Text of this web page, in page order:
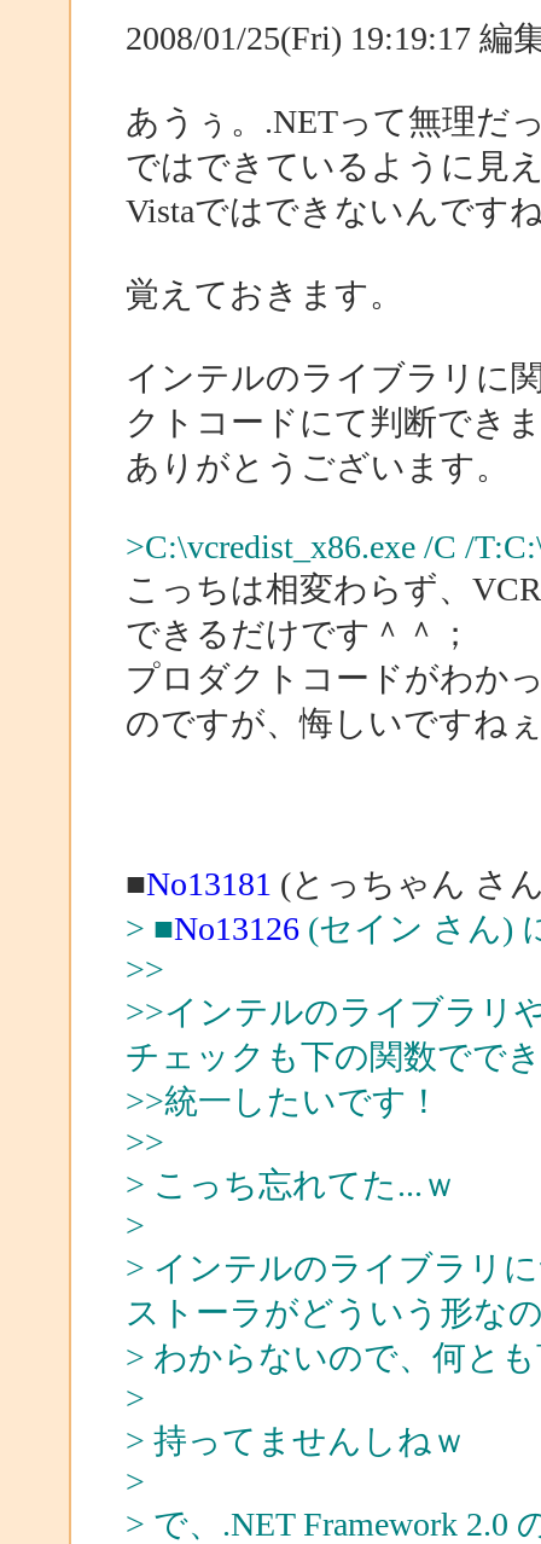
2008/01/25(Fri) 19:19:17 編
あうぅ。.NETって無理だ
ではできているように見
Vistaではできないんです
覚えておきます。
インテルのライブラリに
クトコードにて判断でき
ありがとうございます。
>C:\vcredist_x86.exe /C /
こっちは相変わらず、
できるだけです＾＾；
プロダクトコードがわか
のですが、悔しいですね
■No13181 (とっちゃん さ
> ■No13126(セイン さん)
>>
>>インテルのライブラリ
チェックも下の関数でで
>>統一したいです！
>>
> こっち忘れてた...ｗ
>
> インテルのライブラリ
ストーラがどういう形な
> わからないので、何と
>
> 持ってませんしねｗ
>
> で、.NET Framework